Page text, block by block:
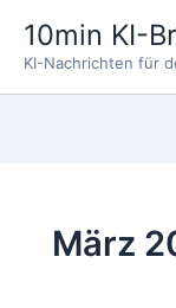
Inhalt
springen
10min KI-
KI-Nachrichten für
März